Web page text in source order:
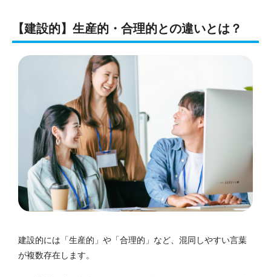
【建設的】生産的・合理的との違いとは？
建設的には「生産的」や「合理的」など、混同しやすい言葉
が複数存在します。